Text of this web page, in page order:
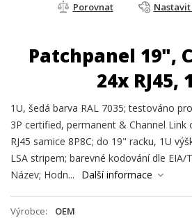
Porovnat
Patchpanel 19",
24x RJ45,
1U, šedá barva RAL 7035; testováno
3P certified, permanent & Channel Link
RJ45 samice 8P8C; do 19" racku, 1U
LSA stripem; barevné kodování dle EIA/
Název; Hodn...
Další informace
Výrobce
OEM